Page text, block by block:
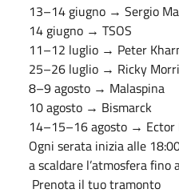
13–14 giugno → Sergio
14 giugno → TSOS
11–12 luglio → Peter
25–26 luglio → Ricky
8–9 agosto → Malaspina
10 agosto → Bismarck
14–15–16 agosto → Ector
Ogni serata inizia alle
a scaldare l’atmosfera fino
Prenota il tuo tramonto